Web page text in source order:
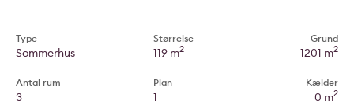
Type
Sommerhus
Antal rum
3
Størrelse
119 m2
Plan
1
Grund
1201 m2
Kælder
0 m2